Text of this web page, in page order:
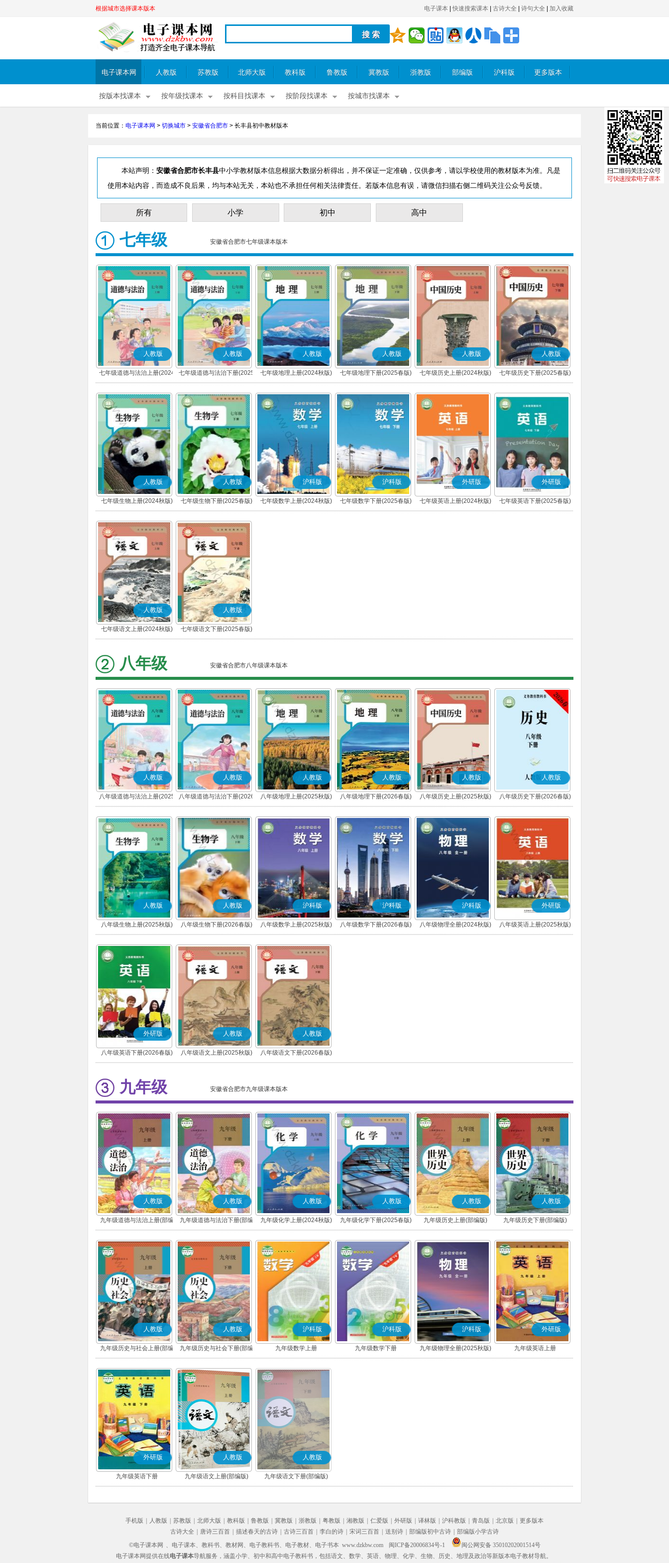
根据城市选择课本版本 电子课本 快速搜索课本 古诗大全 诗句大全 加入收藏
电子课本网 人教版 苏教版 北师大版 教科版 鲁教版 冀教版 浙教版 部编版 沪科版 更多版本
按版本找课本 按年级找课本 按科目找课本 按阶段找课本 按城市找课本
当前位置： 电子课本网 > 切换城市 > 安徽省合肥市 > 长丰县初中教材版本
本站声明： 安徽省合肥市长丰县中小学教材版本信息根据大数据分析得出，并不保证一定准确，仅供参考，请以学校使用的教材版本为准。凡是
使用本站内容，而造成不良后果，均与本站无关，本站也不承担任何相关法律责任。若版本信息有误，请微信扫描右侧二维码关注公众号反馈。
所有 小学 初中 高中
七年级 安徽省合肥市七年级课本版本
人教版
七年级道德与法治上册(2024
秋版)(部编版)
人教版
七年级道德与法治下册(2025
春版)(部编版)
人教版
七年级地理上册(2024秋版)
人教版
七年级地理下册(2025春版)
人教版
七年级历史上册(2024秋版)
(部编版)
人教版
七年级历史下册(2025春版)
(部编版)
人教版
七年级生物上册(2024秋版)
人教版
七年级生物下册(2025春版)
沪科版
七年级数学上册(2024秋版)
沪科版
七年级数学下册(2025春版)
外研版
七年级英语上册(2024秋版)
外研版
七年级英语下册(2025春版)
人教版
七年级语文上册(2024秋版)
(部编版)
人教版
七年级语文下册(2025春版)
(部编版)
八年级 安徽省合肥市八年级课本版本
人教版
八年级道德与法治上册(2025
秋版)(部编版)
人教版
八年级道德与法治下册(2026
春版)(部编版)
人教版
八年级地理上册(2025秋版)
人教版
八年级地理下册(2026春版)
人教版
八年级历史上册(2025秋版)
(部编版)
人教版
八年级历史下册(2026春版)
(部编版)
人教版
八年级生物上册(2025秋版)
人教版
八年级生物下册(2026春版)
沪科版
八年级数学上册(2025秋版)
沪科版
八年级数学下册(2026春版)
沪科版
八年级物理全册(2024秋版)
外研版
八年级英语上册(2025秋版)
外研版
八年级英语下册(2026春版)
人教版
八年级语文上册(2025秋版)
(部编版)
人教版
八年级语文下册(2026春版)
(部编版)
九年级 安徽省合肥市九年级课本版本
人教版
九年级道德与法治上册(部编
版)
人教版
九年级道德与法治下册(部编
版)
人教版
九年级化学上册(2024秋版)
人教版
九年级化学下册(2025春版)
人教版
九年级历史上册(部编版)
人教版
九年级历史下册(部编版)
人教版
九年级历史与社会上册(部编
版)
人教版
九年级历史与社会下册(部编
版)
沪科版
九年级数学上册
沪科版
九年级数学下册
沪科版
九年级物理全册(2025秋版)
外研版
九年级英语上册
外研版
九年级英语下册
人教版
九年级语文上册(部编版)
人教版
九年级语文下册(部编版)
手机版 人教版 苏教版 北师大版 教科版 鲁教版 冀教版 浙教版 粤教版 湘教版 仁爱版 外研版 译林版 沪科教版 青岛版 北京版
更多版本
古诗大全
唐诗三百首 描述春天的古诗 古诗三百首 李白的诗 宋词三百首 送别诗 部编版初中古诗
部编版小学古诗
©电子课本网 、电子课本、教科书、教材网、电子教科书、电子教材、电子书本 www.dzkbw.com 闽ICP备20006834号-1
闽公网安备 35010202001514号
电子课本网提供在线电子课本导航服务，涵盖小学、初中和高中电子教科书，包括语文、数学、英语、物理、化学、生物、历史、地理及政治等新版本电子教材导航。